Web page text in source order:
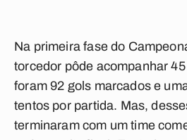
Na primeira fase do
torcedor pôde acompanhar
foram 92 gols marcados e
tentos por partida. Mas,
terminaram com um time